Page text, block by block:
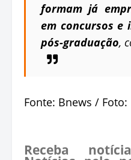
formam já
em concursos e
pós-graduação,
Fonte: Bnews /
Receba